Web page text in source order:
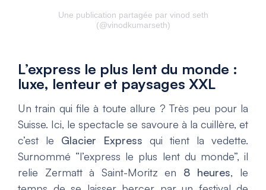
Une publication partagée par vinod seth
(@vinodkumarseth)
L’express le plus lent du monde :
luxe, lenteur et paysages XXL
Un train qui file à toute allure ? Très peu pour la
Suisse. Ici, le spectacle se savoure à la cuillère, et
c’est le Glacier Express qui tient la vedette.
Surnommé “l’express le plus lent du monde”, il
relie Zermatt à Saint-Moritz en 8 heures, le